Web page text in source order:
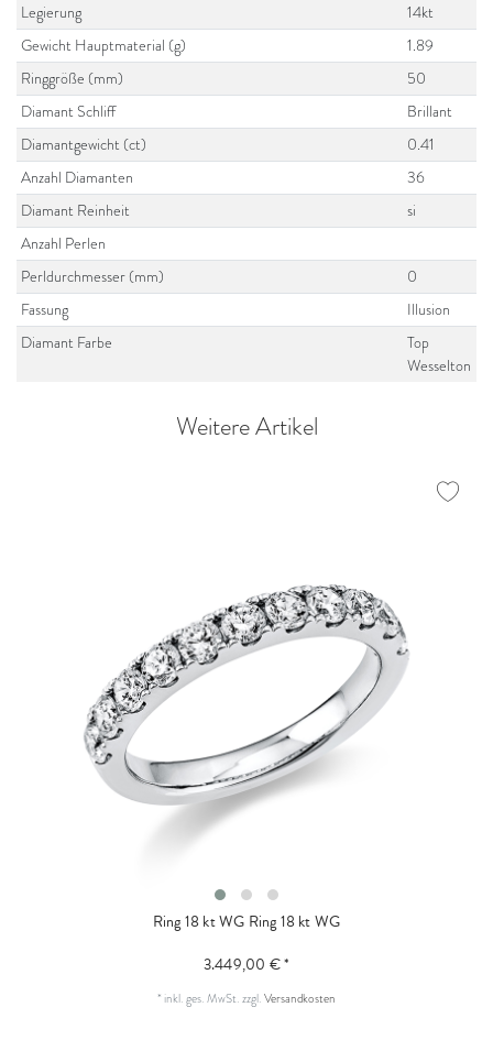
Legierung
14kt
Gewicht Hauptmaterial (g)
1.89
Ringgröße (mm)
50
Diamant Schliff
Brillant
Diamantgewicht (ct)
0.41
Anzahl Diamanten
36
Diamant Reinheit
si
Anzahl Perlen
Perldurchmesser (mm)
0
Fassung
Illusion
Diamant Farbe
Top
Wesselton
Weitere Artikel
Ring 18 kt WG Ring 18 kt WG
3.449,00 € *
* inkl. ges. MwSt.zzgl.Versandkosten